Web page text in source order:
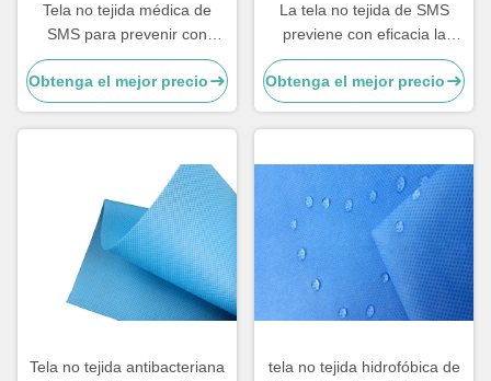
Tela no tejida médica de
SMS para prevenir con
eficacia el salpicón de la
sangre
Obtenga el mejor precio
La tela no tejida de SMS
previene con eficacia la
penetración de la sangre del
alcohol
Obtenga el mejor precio
Tela no tejida antibacteriana
tela no tejida hidrofóbica de